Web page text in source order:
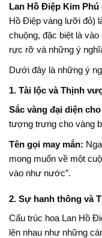
Lan Hồ Điệp Kim Phú
Hồ Điệp vàng lưỡi đỏ)
chuộng, đặc biệt là
rực rỡ và những ý
Dưới đây là những ý
1. Tài lộc và Thịnh
Sắc vàng đại diện
tượng trưng cho vàng
Tên gọi may mắn:
mong muốn về một
vào như nước”.
2. Sự hanh thông và
Cấu trúc hoa Lan Hồ
lên nhau như những